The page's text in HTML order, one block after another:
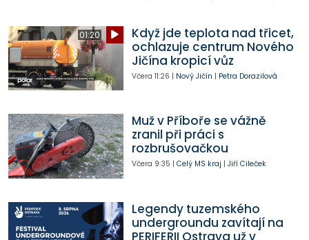
01:20
Když jde teplota nad třicet,
ochlazuje centrum Nového
Jičína kropicí vůz
Včera 11:26 | Nový Jičín | Petra Dorazilová
Muž v Příboře se vážně
zranil při práci s
rozbrušovačkou
Včera 9:35 | Celý MS kraj | Jiří Cileček
Legendy tuzemského
undergroundu zavítají na